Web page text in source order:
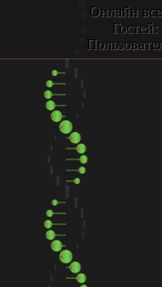
Онлайн
Гостей: